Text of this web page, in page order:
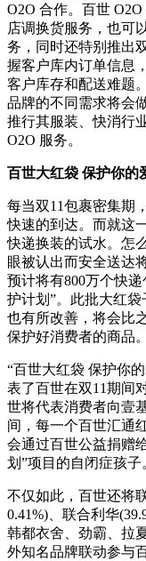
O2O 合作。百世
店调换货服务，也可
务，同时还特别推出
握客户库内订单信息
客户库存和配送难题
品牌的不同需求将会
推行其服装、快消行
O2O 服务。
百世大红袋 保护你的
每当双11包裹密集期
快速的到达。而就这
快递换装的试水。怎
眼被认出而安全送达
预计将有800万个快
护计划”。此批大红
也有所改善，将会比
保护好消费者的商品。
“百世大红袋 保护你
表了百世在双11期间
世将代表消费者向壹
间，每一个百世汇通
会通过百世公益捐赠
划”项目的自闭症孩子
不仅如此，百世还将
0.41%)、联合利华
韩都衣舍、劲霸、拉
外知名品牌联动参与